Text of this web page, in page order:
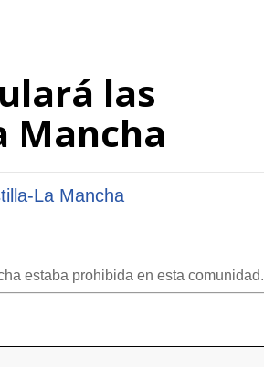
las
Mancha
La Mancha
estaba prohibida en esta comunidad.